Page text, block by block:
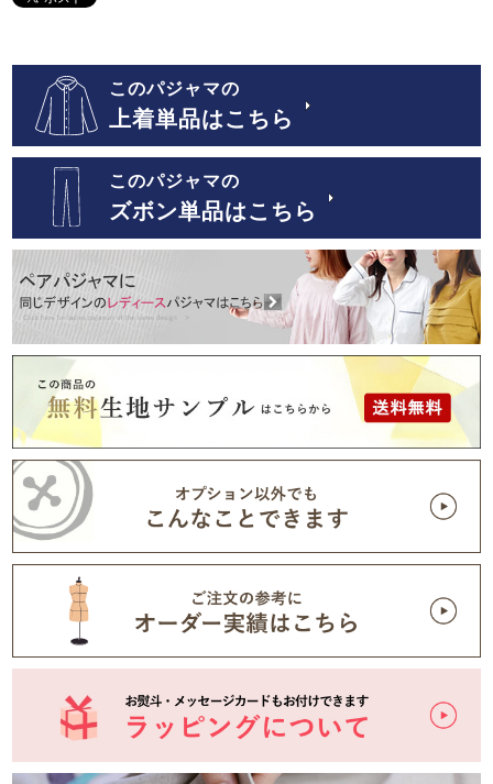
このパジャマの
上着単品はこちら
このパジャマの
ズボン単品はこちら